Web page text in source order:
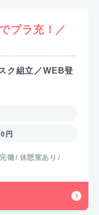
プラ充！／
ク組立／WEB登
円
備
休憩室あり